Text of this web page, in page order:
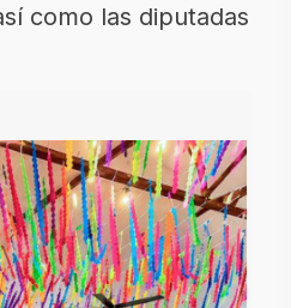
como las diputadas